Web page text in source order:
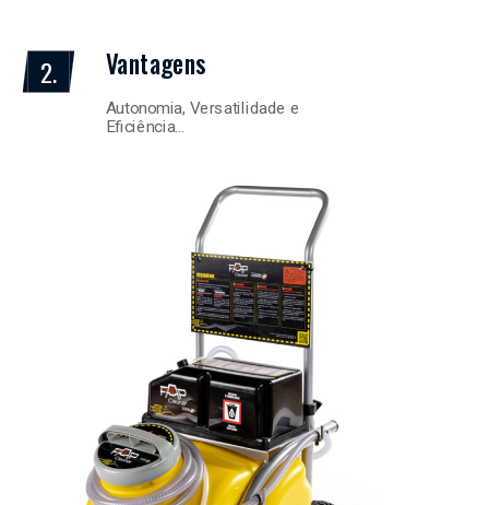
2. Vantagens
Autonomia, Versatilidade e
Eficiência…